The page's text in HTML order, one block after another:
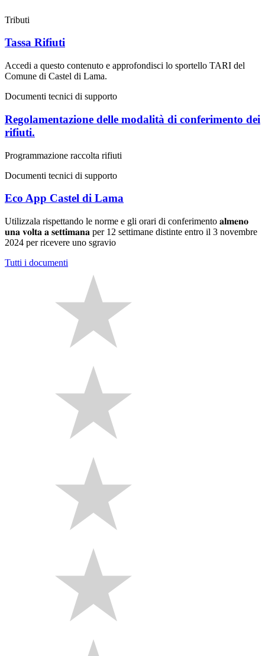
Tributi
Tassa Rifiuti
Accedi a questo contenuto e approfondisci lo sportello TARI del
Comune di Castel di Lama.
Documenti tecnici di supporto
Regolamentazione delle modalità di conferimento dei
rifiuti.
Programmazione raccolta rifiuti
Documenti tecnici di supporto
Eco App Castel di Lama
Utilizzala rispettando le norme e gli orari di conferimento 𝐚𝐥𝐦𝐞𝐧𝐨
𝐮𝐧𝐚 𝐯𝐨𝐥𝐭𝐚 𝐚 𝐬𝐞𝐭𝐭𝐢𝐦𝐚𝐧𝐚 per 12 settimane distinte entro il 3 novembre
2024 per ricevere uno sgravio
Tutti i documenti